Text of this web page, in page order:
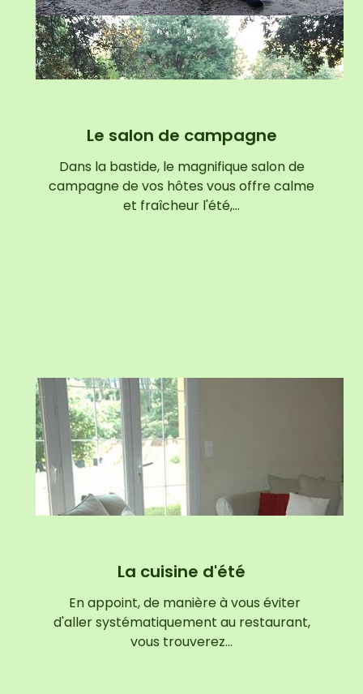
Le salon de campagne
Dans la bastide, le magnifique salon de
campagne de vos hôtes vous offre calme
et fraîcheur l'été,…
La cuisine d'été
En appoint, de manière à vous éviter
d'aller systématiquement au restaurant,
vous trouverez…